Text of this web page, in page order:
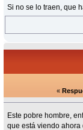
Si no se lo traen, que
«
Este pobre hombre,
que está viendo ahora